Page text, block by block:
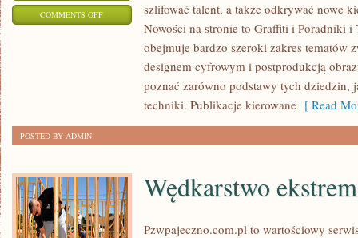
COMMENTS OFFON
INSPIRACJE
ARTYSTYCZNE
szlifować talent, a także odkrywać nowe
Nowości na stronie to Graffiti i Poradniki i
obejmuje bardzo szeroki zakres tematów
designem cyfrowym i postprodukcją
poznać zarówno podstawy tych dziedzin,
techniki. Publikacje kierowane [ Read
POSTED BY ADMIN
Wędkarstwo
Pzwpajeczno.com.pl to wartościowy